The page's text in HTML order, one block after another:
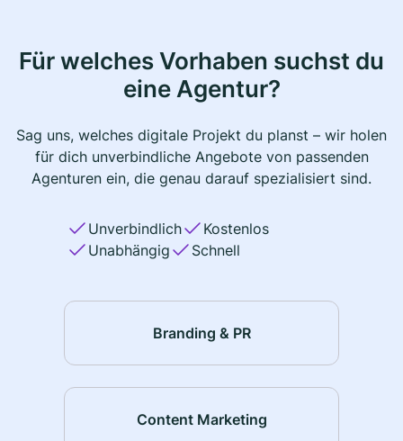
Für welches Vorhaben suchst du
eine Agentur?
Sag uns, welches digitale Projekt du planst – wir holen
für dich unverbindliche Angebote von passenden
Agenturen ein, die genau darauf spezialisiert sind.
Unverbindlich
Kostenlos
Unabhängig
Schnell
Branding & PR
Content Marketing